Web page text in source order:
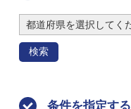
検索
条件を指定する